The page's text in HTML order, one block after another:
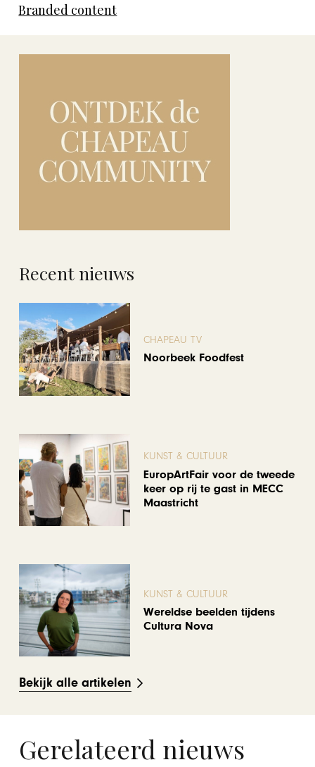
Branded content
Recent nieuws
CHAPEAU TV
Noorbeek Foodfest
KUNST & CULTUUR
EuropArtFair voor de tweede
keer op rij te gast in MECC
Maastricht
KUNST & CULTUUR
Wereldse beelden tijdens
Cultura Nova
Bekijk alle artikelen
Gerelateerd nieuws